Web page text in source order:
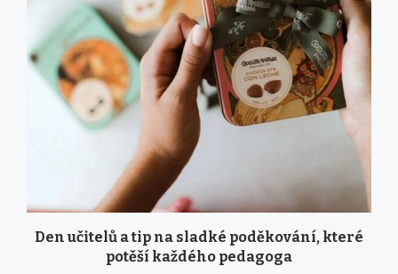
Den učitelů a tip na sladké poděkování, které
potěší každého pedagoga